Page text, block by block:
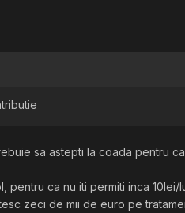
sa astepti la coada pentru
pentru ca nu iti permiti inca 10lei/
zeci de mii de euro pe